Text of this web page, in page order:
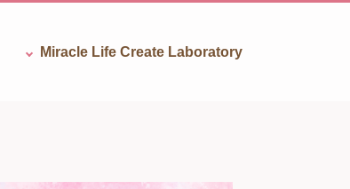
Miracle Life Create Laboratory